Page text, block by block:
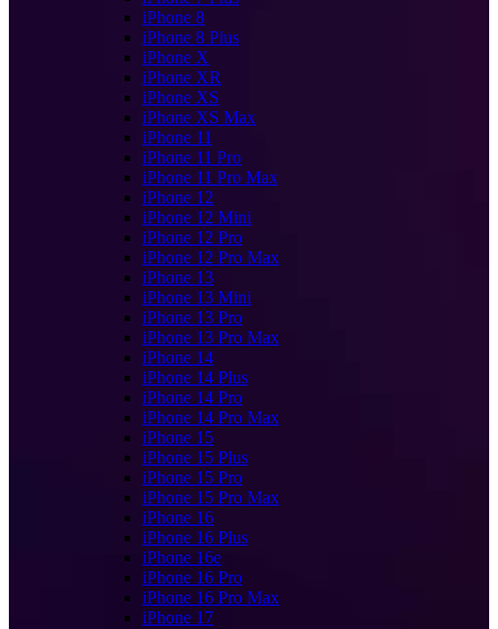
iPhone 8
iPhone 8 Plus
iPhone X
iPhone XR
iPhone XS
iPhone XS Max
iPhone 11
iPhone 11 Pro
iPhone 11 Pro Max
iPhone 12
iPhone 12 Mini
iPhone 12 Pro
iPhone 12 Pro Max
iPhone 13
iPhone 13 Mini
iPhone 13 Pro
iPhone 13 Pro Max
iPhone 14
iPhone 14 Plus
iPhone 14 Pro
iPhone 14 Pro Max
iPhone 15
iPhone 15 Plus
iPhone 15 Pro
iPhone 15 Pro Max
iPhone 16
iPhone 16 Plus
iPhone 16e
iPhone 16 Pro
iPhone 16 Pro Max
iPhone 17